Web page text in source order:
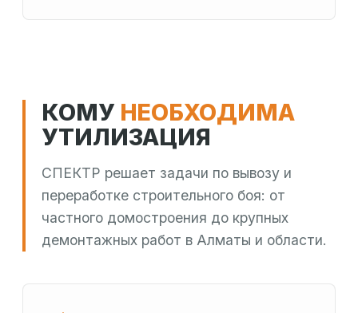
КОМУ НЕОБХОДИМА
УТИЛИЗАЦИЯ
СПЕКТР решает задачи по вывозу и
переработке строительного боя: от
частного домостроения до крупных
демонтажных работ в Алматы и области.